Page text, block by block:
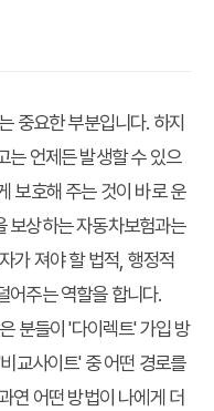
중요한 부분입니다. 하지
는 언제든 발생할 수 있으
보호해 주는 것이 바로운
보상하는 자동차보험과는
가 져야 할 법적, 행정적
어주는 역할을 합니다.
분들이 '다이렉트' 가입 방
교사이트' 중 어떤 경로를
연 어떤 방법이 나에게 더